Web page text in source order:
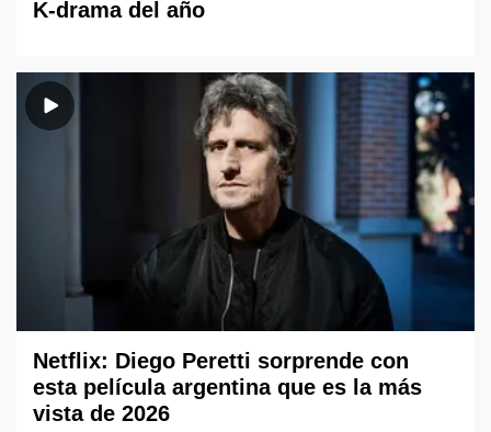
K-drama del año
Netflix: Diego Peretti sorprende con
esta película argentina que es la más
vista de 2026